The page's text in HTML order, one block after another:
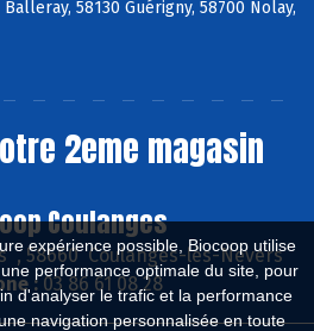
expérience possible, Biocoop utilise
performance optimale du site, pour
d'analyser le trafic et la performance
navigation personnalisée en toute
58130 Guérigny, 58700 Nolay,
2eme magasin
Coulanges
, 58660 Coulanges-lès-Nevers
:03 86 61 08 28